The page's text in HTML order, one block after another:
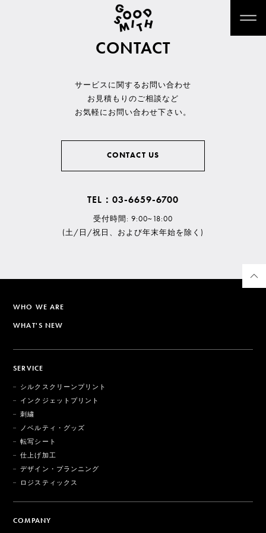
CONTACT
サービスに関するお問い合わせ
お見積もりのご相談など
お気軽にお問い合わせ下さい。
CONTACT US
TEL：03-6659-6700
受付時間: 9:00~18:00
(土/日/祝日、および年末年始を除く)
WHO WE ARE
WHAT'S NEW
SERVICE
シルクスクリーンプリント
インクジェットプリント
刺繍
ノベルティ・グッズ
転写シート
仕上げ加工
デザイン・プランニング
ロジスティックス
COMPANY